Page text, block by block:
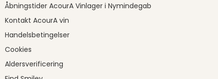
Åbningstider AcourA Vinlager i Nymindegab
Kontakt AcourA vin
Handelsbetingelser
Cookies
Aldersverificering